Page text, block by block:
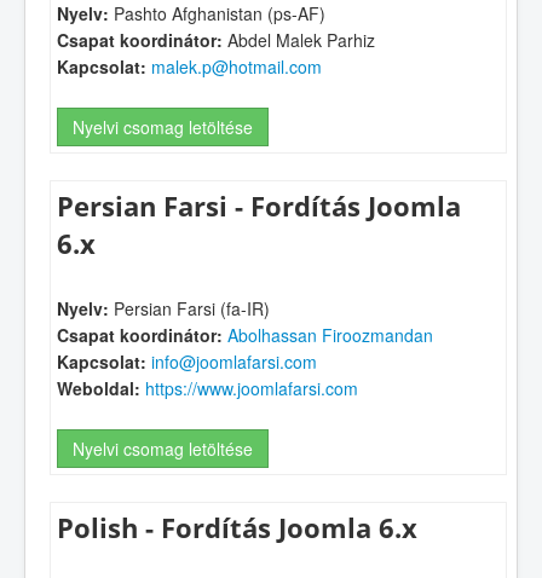
Nyelv: Pashto Afghanistan (ps-AF)
Csapat koordinátor: Abdel Malek Parhiz
Kapcsolat: malek.p@hotmail.com
Nyelvi csomag letöltése
Persian Farsi - Fordítás Joomla
6.x
Nyelv: Persian Farsi (fa-IR)
Csapat koordinátor: Abolhassan Firoozmandan
Kapcsolat: info@joomlafarsi.com
Weboldal: https://www.joomlafarsi.com
Nyelvi csomag letöltése
Polish - Fordítás Joomla 6.x